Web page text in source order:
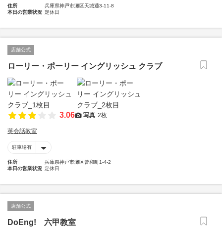
住所
兵庫県神戸市灘区天城通3-11-8
本日の営業状況 定休日
店舗公式
ローリー・ポーリー イングリッシュ クラブ
3.06 写真 2枚
英会話教室
駐車場有
住所
兵庫県神戸市灘区曾和町1-4-2
本日の営業状況 定休日
店舗公式
DoEng! 六甲教室